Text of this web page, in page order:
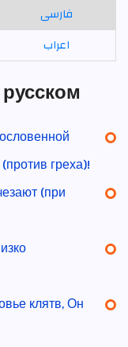
فارسی
اعراب
греха)!
(при
клятв, Он